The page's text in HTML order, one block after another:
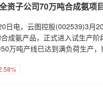
资子公司70万吨合成氨项
日电，云图控股(002539)3月
成氨产品，正式进入试生产
万吨产线已达到满负荷生产，